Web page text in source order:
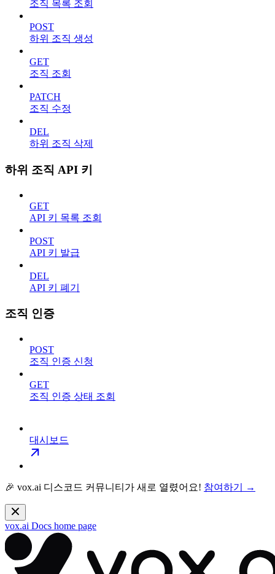
조직 목록 조회
POST
하위 조직 생성
GET
조직 조회
PATCH
조직 수정
DEL
하위 조직 삭제
하위 조직 API 키
GET
API 키 목록 조회
POST
API 키 발급
DEL
API 키 폐기
조직 인증
POST
조직 인증 신청
GET
조직 인증 상태 조회
대시보드
🎉 vox.ai 디스코드 커뮤니티가 새로 열렸어요! 참여하기 →
vox.ai Docs home page